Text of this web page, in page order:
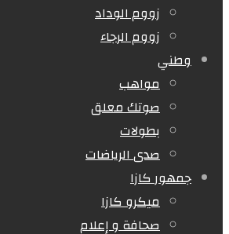
زووم الوداد
زووم الرجاء
وطني
مواهب
صوتك معلق
بطولات
صدى الرياضات
جمهور كازا
ميكرو كازا
صحافة و إعلام